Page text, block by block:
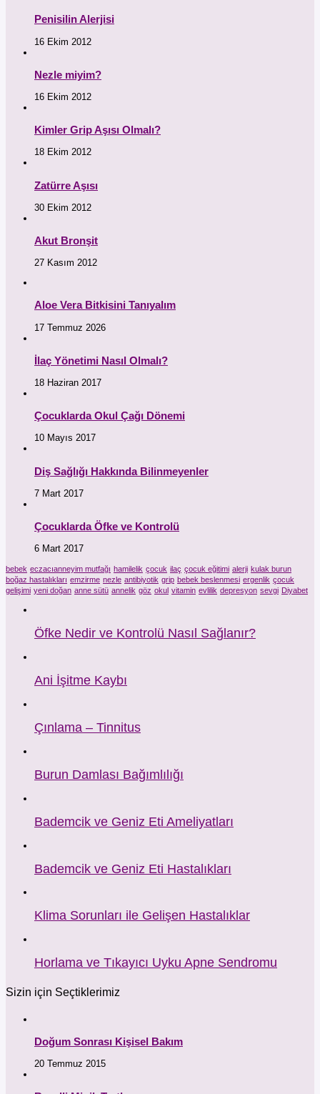
Penisilin Alerjisi
16 Ekim 2012
Nezle miyim?
16 Ekim 2012
Kimler Grip Aşısı Olmalı?
18 Ekim 2012
Zatürre Aşısı
30 Ekim 2012
Akut Bronşit
27 Kasım 2012
Aloe Vera Bitkisini Tanıyalım
17 Temmuz 2026
İlaç Yönetimi Nasıl Olmalı?
18 Haziran 2017
Çocuklarda Okul Çağı Dönemi
10 Mayıs 2017
Diş Sağlığı Hakkında Bilinmeyenler
7 Mart 2017
Çocuklarda Öfke ve Kontrolü
6 Mart 2017
bebek eczacıanneyim mutfağı hamilelik çocuk ilaç çocuk eğitimi alerji kulak burun
boğaz hastalıkları emzirme nezle antibiyotik grip bebek beslenmesi ergenlik çocuk
gelişimi yeni doğan anne sütü annelik göz okul vitamin evlilik depresyon sevgi Diyabet
Öfke Nedir ve Kontrolü Nasıl Sağlanır?
Ani İşitme Kaybı
Çınlama – Tinnitus
Burun Damlası Bağımlılığı
Bademcik ve Geniz Eti Ameliyatları
Bademcik ve Geniz Eti Hastalıkları
Klima Sorunları ile Gelişen Hastalıklar
Horlama ve Tıkayıcı Uyku Apne Sendromu
Sizin için Seçtiklerimiz
Doğum Sonrası Kişisel Bakım
20 Temmuz 2015